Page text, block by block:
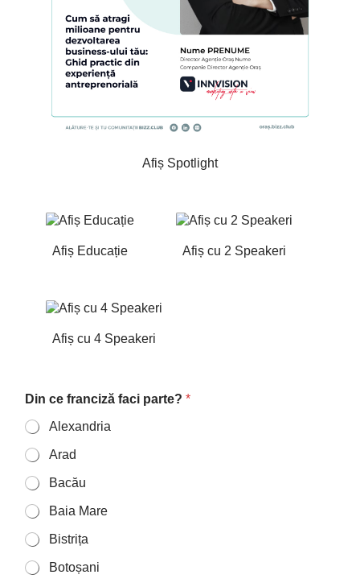
Afiș Spotlight
Afiș Educație Afiș cu 2 Speakeri
Afiș cu 4 Speakeri
Din ce franciză faci parte? *
Alexandria
Arad
Bacău
Baia Mare
Bistrița
Botoșani